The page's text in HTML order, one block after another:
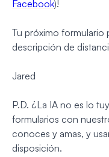
Facebook)!
Tu próximo formulario
descripción de
Jared
P.D. ¿La IA no es lo
formularios con
conoces y amas, y
disposición.